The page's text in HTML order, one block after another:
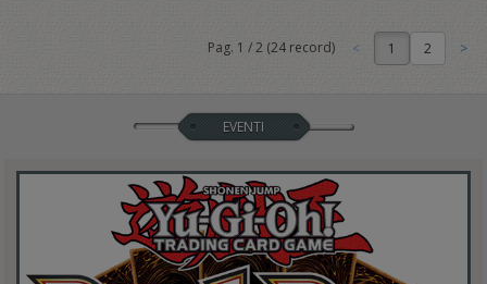
Pag. 1 /2 (24 record) 1
EVENTI